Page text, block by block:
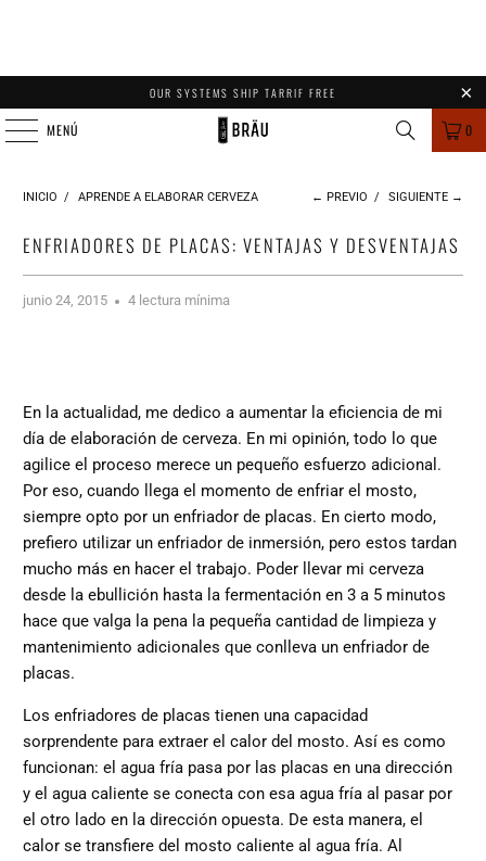
OUR SYSTEMS SHIP TARRIF FREE
MENÚ 0
INICIO / APRENDE A ELABORAR CERVEZA ← PREVIO / SIGUIENTE →
ENFRIADORES DE PLACAS: VENTAJAS Y DESVENTAJAS
junio 24, 2015 4 lectura mínima
En la actualidad, me dedico a aumentar la eficiencia de mi
día de elaboración de cerveza. En mi opinión, todo lo que
agilice el proceso merece un pequeño esfuerzo adicional.
Por eso, cuando llega el momento de enfriar el mosto,
siempre opto por un enfriador de placas. En cierto modo,
prefiero utilizar un enfriador de inmersión, pero estos tardan
mucho más en hacer el trabajo. Poder llevar mi cerveza
desde la ebullición hasta la fermentación en 3 a 5 minutos
hace que valga la pena la pequeña cantidad de limpieza y
mantenimiento adicionales que conlleva un enfriador de
placas.
Los enfriadores de placas tienen una capacidad
sorprendente para extraer el calor del mosto. Así es como
funcionan: el agua fría pasa por las placas en una dirección
y el agua caliente se conecta con esa agua fría al pasar por
el otro lado en la dirección opuesta. De esta manera, el
calor se transfiere del mosto caliente al agua fría. Al